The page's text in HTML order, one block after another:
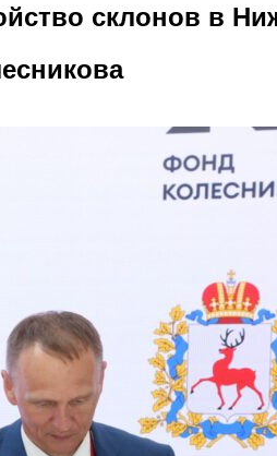
склонов в